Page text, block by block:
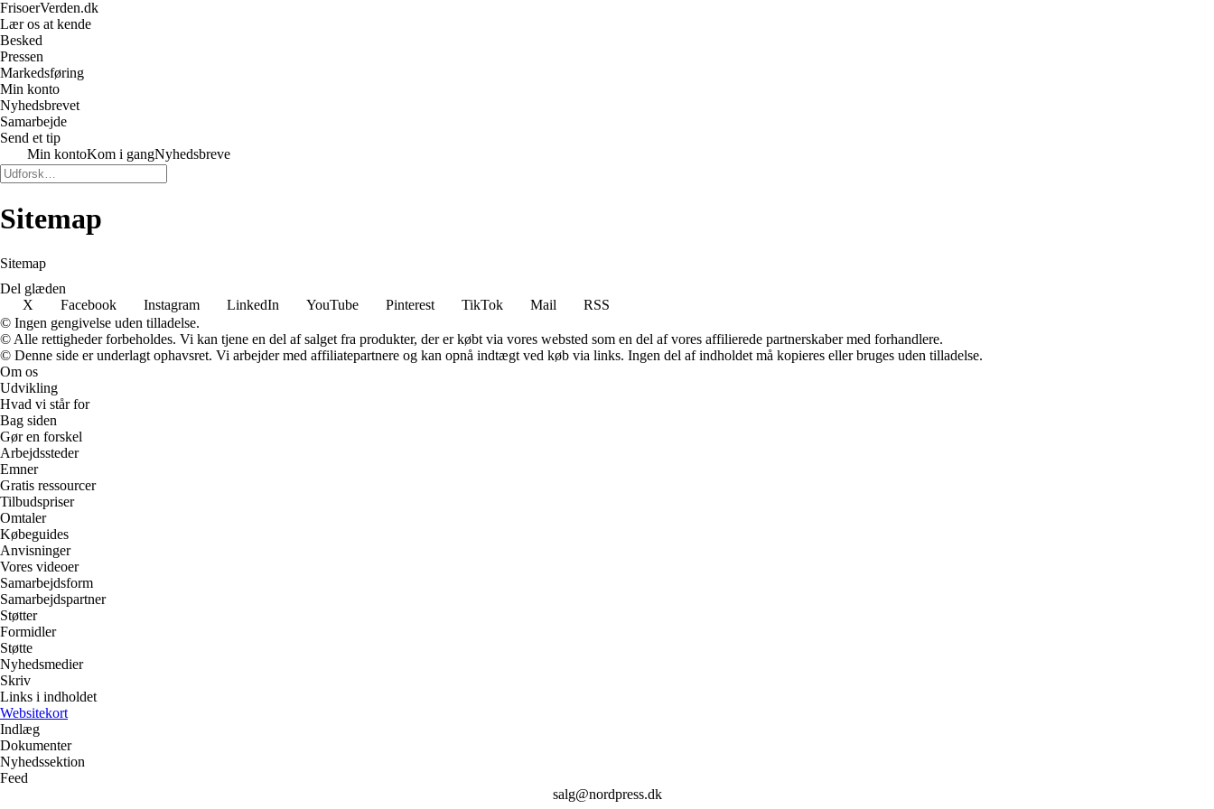
FrisoerVerden.dk
Lær os at kende
Besked
Pressen
Markedsføring
Min konto
Nyhedsbrevet
Samarbejde
Send et tip
Min kontoKom i gangNyhedsbreve
Sitemap
Sitemap
Del glæden
X
Facebook Instagram LinkedIn YouTube Pinterest TikTok Mail
RSS
© Ingen gengivelse uden tilladelse.
© Alle rettigheder forbeholdes. Vi kan tjene en del af salget fra produkter, der er købt via vores websted som en del af vores affilierede partnerskaber med forhandlere.
© Denne side er underlagt ophavsret. Vi arbejder med affiliatepartnere og kan opnå indtægt ved køb via links. Ingen del af indholdet må kopieres eller bruges uden tilladelse.
Om os
Udvikling
Hvad vi står for
Bag siden
Gør en forskel
Arbejdssteder
Emner
Gratis ressourcer
Tilbudspriser
Omtaler
Købeguides
Anvisninger
Vores videoer
Samarbejdsform
Samarbejdspartner
Støtter
Formidler
Støtte
Nyhedsmedier
Skriv
Links i indholdet
Websitekort
Indlæg
Dokumenter
Nyhedssektion
Feed
salg@nordpress.dk